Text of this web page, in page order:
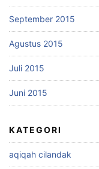
September 2015
Agustus 2015
Juli 2015
Juni 2015
KATEGORI
aqiqah cilandak